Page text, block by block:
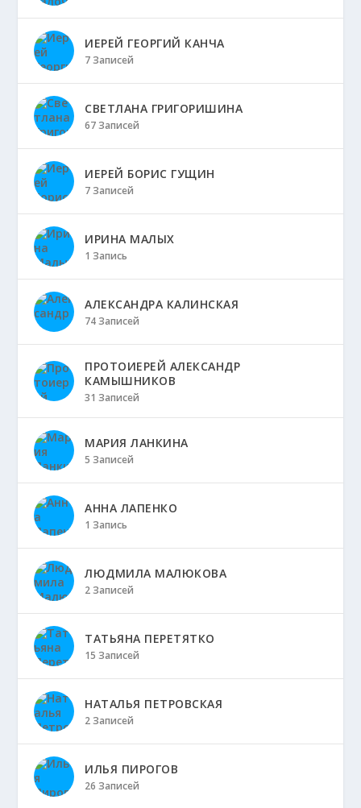
ИЕРЕЙ ГЕОРГИЙ КАНЧА
7 Записей
СВЕТЛАНА ГРИГОРИШИНА
67 Записей
ИЕРЕЙ БОРИС ГУЩИН
7 Записей
ИРИНА МАЛЫХ
1 Запись
АЛЕКСАНДРА КАЛИНСКАЯ
74 Записей
ПРОТОИЕРЕЙ АЛЕКСАНДР
КАМЫШНИКОВ
31 Записей
МАРИЯ ЛАНКИНА
5 Записей
АННА ЛАПЕНКО
1 Запись
ЛЮДМИЛА МАЛЮКОВА
2 Записей
ТАТЬЯНА ПЕРЕТЯТКО
15 Записей
НАТАЛЬЯ ПЕТРОВСКАЯ
2 Записей
ИЛЬЯ ПИРОГОВ
26 Записей